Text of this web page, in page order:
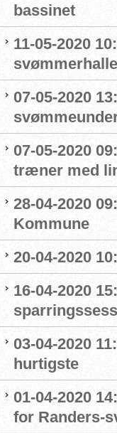
bassinet
11-05-2020
07-05-2020
07-05-2020
træner med
28-04-2020
Kommune
20-04-2020
16-04-2020
03-04-2020
hurtigste
01-04-2020
for Randers-